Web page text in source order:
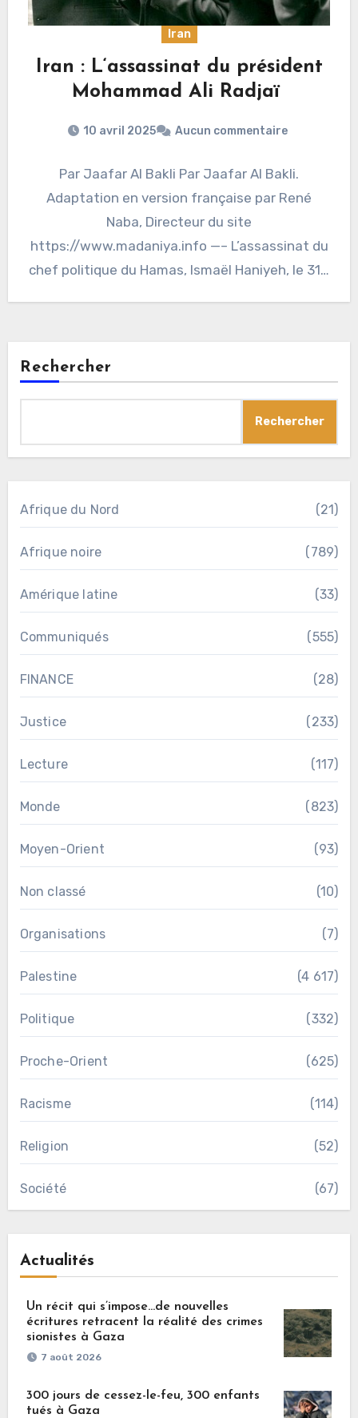
Iran
Iran : L‘assassinat du président
Mohammad Ali Radjaï
10 avril 2025 Aucun commentaire
Par Jaafar Al Bakli Par Jaafar Al Bakli.
Adaptation en version française par René
Naba, Directeur du site
https://www.madaniya.info —– L’assassinat du
chef politique du Hamas, Ismaël Haniyeh, le 31…
Rechercher
Rechercher
Afrique du Nord (21)
Afrique noire (789)
Amérique latine (33)
Communiqués (555)
FINANCE (28)
Justice (233)
Lecture (117)
Monde (823)
Moyen-Orient (93)
Non classé (10)
Organisations (7)
Palestine (4 617)
Politique (332)
Proche-Orient (625)
Racisme (114)
Religion (52)
Société (67)
Actualités
Un récit qui s’impose…de nouvelles
écritures retracent la réalité des crimes
sionistes à Gaza
7 août 2026
300 jours de cessez-le-feu, 300 enfants
tués à Gaza